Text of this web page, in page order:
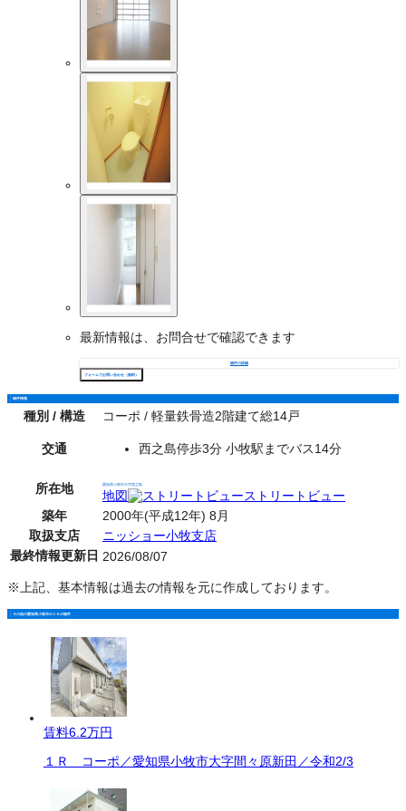
最新情報は、お問合せで確認できます
物件の詳細
フォームでお問い合わせ（無料）
物件情報
種別 / 構造 コーポ / 軽量鉄骨造2階建て総14戸
交通 西之島停歩3分 小牧駅までバス14分
所在地 愛知県小牧市大字西之島
地図
ストリートビュー
築年
2000年(平成12年) 8月
取扱支店
ニッショー小牧支店
最終情報更新日 2026/08/07
※上記、基本情報は過去の情報を元に作成しております。
その他の愛知県小牧市の１Ｋの物件
賃料6.2万円
１Ｒ コーポ／愛知県小牧市大字間々原新田／令和2/3